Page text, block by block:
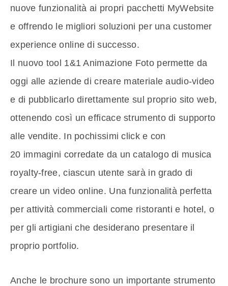
nuove funzionalità ai propri pacchetti MyWebsite
e offrendo le migliori soluzioni per una customer
experience online di successo.
Il nuovo tool 1&1 Animazione Foto permette da
oggi alle aziende di creare materiale audio-video
e di pubblicarlo direttamente sul proprio sito web,
ottenendo così un efficace strumento di supporto
alle vendite. In pochissimi click e con
20 immagini corredate da un catalogo di musica
royalty-free, ciascun utente sarà in grado di
creare un video online. Una funzionalità perfetta
per attività commerciali come ristoranti e hotel, o
per gli artigiani che desiderano presentare il
proprio portfolio.
Anche le brochure sono un importante strumento